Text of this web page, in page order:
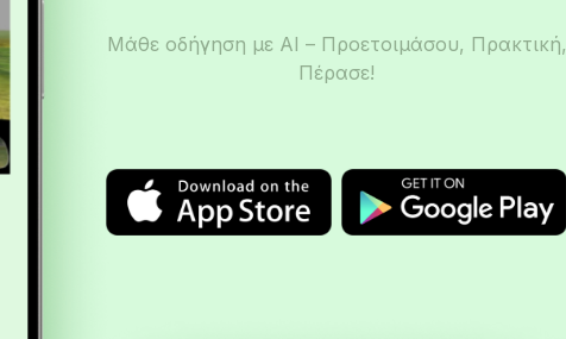
Μάθε οδήγηση με AI – Προετοιμάσου, Πρακτική,
Πέρασε!